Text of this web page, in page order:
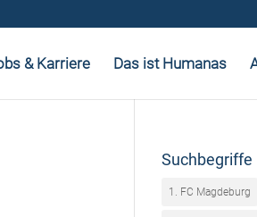
& Karriere Das ist Humanas
Suchbegriffe
1. FC Magdeburg